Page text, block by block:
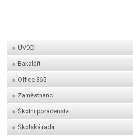
ÚVOD
Bakaláři
Office 365
Zaměstnanci
Školní poradenství
Školská rada